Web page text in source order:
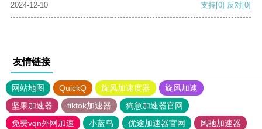
2024-12-10 支持[0] 反对[0]
友情链接
网站地图 QuickQ 旋风加速度器
旋风加速
坚果加速器
tiktok加速器
狗急加速器官网
免费vqn外网加速
小蓝鸟 优途加速器官网
风驰加速器